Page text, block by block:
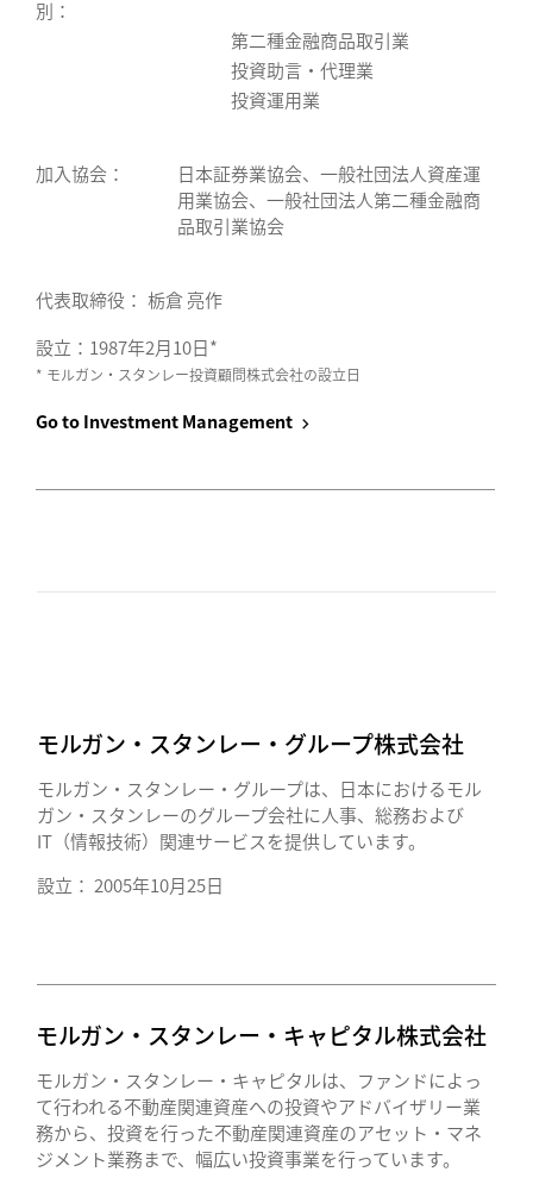
別：
第二種金融商品取引業
投資助言・代理業
投資運用業
加入協会：
日本証券業協会、一般社団法人資産運
用業協会、一般社団法人第二種金融商
品取引業協会
代表取締役： 栃倉 亮作
設立：1987年2月10日*
* モルガン・スタンレー投資顧問株式会社の設立日
Go to Investment Management
モルガン・スタンレー・グループ株式会社
モルガン・スタンレー・グループは、日本におけるモル
ガン・スタンレーのグループ会社に人事、総務および
IT（情報技術）関連サービスを提供しています。
設立： 2005年10月25日
モルガン・スタンレー・キャピタル株式会社
モルガン・スタンレー・キャピタルは、ファンドによっ
て行われる不動産関連資産への投資やアドバイザリー業
務から、投資を行った不動産関連資産のアセット・マネ
ジメント業務まで、幅広い投資事業を行っています。